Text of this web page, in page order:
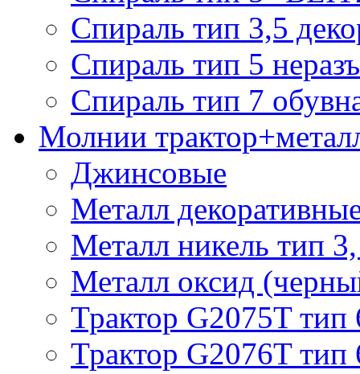
Спираль тип 3,5
Спираль тип 5
Спираль тип 7
Молнии
Джинсовые
Металл
Металл никель тип
Металл оксид
Трактор G2075T тип
Трактор G2076T тип